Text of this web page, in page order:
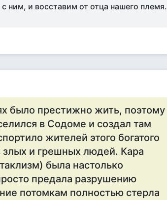
ним, и восставим от отца нашего племя.
было престижно жить, поэтому
в Содоме и создал там
жителей этого богатого
злых и грешных людей. Кара
была настолько
предала разрушению
потомкам полностью стерла